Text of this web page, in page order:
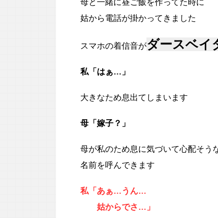
母と一緒に昼ご飯を作ってた時に
姑から電話が掛かってきました
スマホの着信音がダースベイ
私「はぁ…」
大きなため息出てしまいます
母「嫁子？」
母が私のため息に気づいて心配そう
名前を呼んできます
私「あぁ…うん…
姑からでさ…」